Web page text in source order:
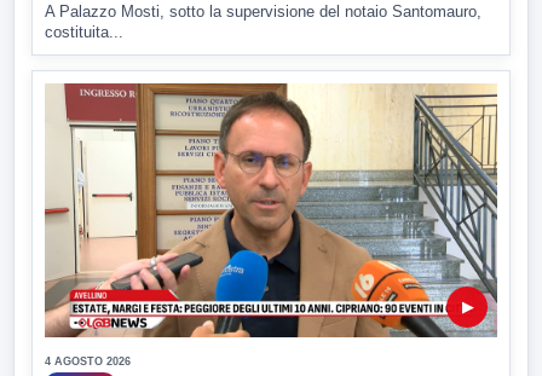
A Palazzo Mosti, sotto la supervisione del notaio Santomauro,
costituita...
▶
4 AGOSTO 2026